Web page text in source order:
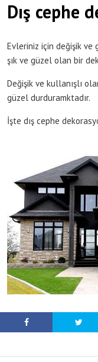
Dış cephe
Evleriniz için değişik
şık ve güzel olan bir
Değişik ve kullanışlı
güzel durduramktadır.
İşte dış cephe